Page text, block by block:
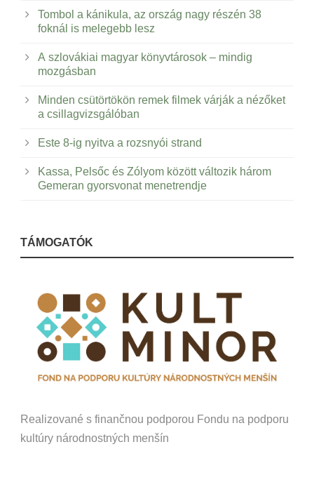
Tombol a kánikula, az ország nagy részén 38
foknál is melegebb lesz
A szlovákiai magyar könyvtárosok – mindig
mozgásban
Minden csütörtökön remek filmek várják a nézőket
a csillagvizsgálóban
Este 8-ig nyitva a rozsnyói strand
Kassa, Pelsőc és Zólyom között változik három
Gemeran gyorsvonat menetrendje
TÁMOGATÓK
Realizované s finančnou podporou Fondu na podporu
kultúry národnostných menšín